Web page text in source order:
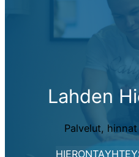
Lahden
Palvelut,
HIERONTA